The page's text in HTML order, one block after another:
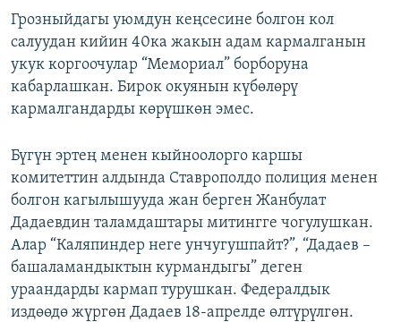
ЭЕ/АРнун бардык сайттары
Грозныйдагы уюмдун кеңсесине болгон кол
салуудан кийин 40ка жакын адам кармалганын
укук коргоочулар “Мемориал” борборуна
кабарлашкан. Бирок окуянын күбөлөрү
кармалгандарды көрүшкөн эмес.
Бүгүн эртең менен кыйноолорго каршы
комитеттин алдында Ставрополдо полиция менен
болгон кагылышууда жан берген Жанбулат
Дадаевдин таламдаштары митингге чогулушкан.
Алар “Каляпиндер неге унчугушпайт?”, “Дадаев –
башаламандыктын курмандыгы” деген
ураандарды кармап турушкан. Федералдык
издөөдө жүргөн Дадаев 18-апрелде өлтүрүлгөн.